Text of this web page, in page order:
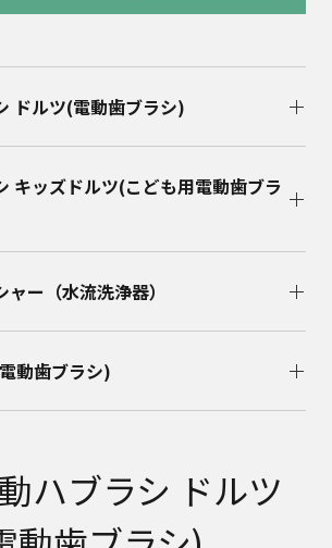
ドルツ(電動歯ブラシ)
キッズドルツ(こども用電動歯ブラ
ー（水流洗浄器）
動歯ブラシ)
ハブラシ ドルツ